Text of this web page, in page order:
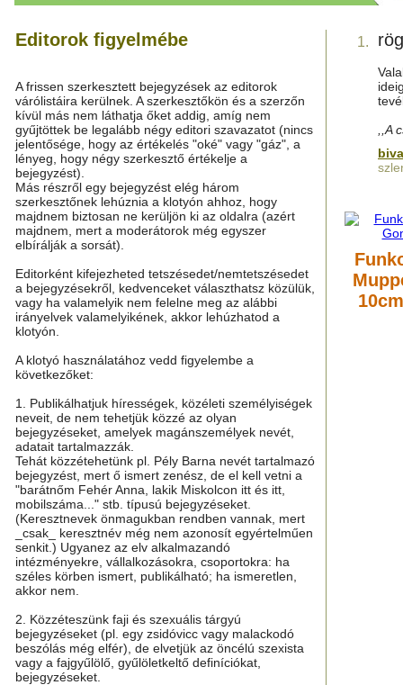
Editorok figyelmébe
A frissen szerkesztett bejegyzések az editorok
várólistáira kerülnek. A szerkesztőkön és a szerzőn
kívül más nem láthatja őket addig, amíg nem
gyűjtöttek be legalább négy editori szavazatot (nincs
jelentősége, hogy az értékelés "oké" vagy "gáz", a
lényeg, hogy négy szerkesztő értékelje a
bejegyzést).
Más részről egy bejegyzést elég három
szerkesztőnek lehúznia a klotyón ahhoz, hogy
majdnem biztosan ne kerüljön ki az oldalra (azért
majdnem, mert a moderátorok még egyszer
elbírálják a sorsát).
Editorként kifejezheted tetszésedet/nemtetszésedet
a bejegyzésekről, kedvenceket választhatsz közülük,
vagy ha valamelyik nem felelne meg az alábbi
irányelvek valamelyikének, akkor lehúzhatod a
klotyón.
A klotyó használatához vedd figyelembe a
következőket:
1. Publikálhatjuk hírességek, közéleti személyiségek
neveit, de nem tehetjük közzé az olyan
bejegyzéseket, amelyek magánszemélyek nevét,
adatait tartalmazzák.
Tehát közzétehetünk pl. Pély Barna nevét tartalmazó
bejegyzést, mert ő ismert zenész, de el kell vetni a
"barátnőm Fehér Anna, lakik Miskolcon itt és itt,
mobilszáma..." stb. típusú bejegyzéseket.
(Keresztnevek önmagukban rendben vannak, mert
_csak_ keresztnév még nem azonosít egyértelműen
senkit.) Ugyanez az elv alkalmazandó
intézményekre, vállalkozásokra, csoportokra: ha
széles körben ismert, publikálható; ha ismeretlen,
akkor nem.
2. Közzéteszünk faji és szexuális tárgyú
bejegyzéseket (pl. egy zsidóvicc vagy malackodó
beszólás még elfér), de elvetjük az öncélú szexista
vagy a fajgyűlölő, gyűlöletkeltő definíciókat,
bejegyzéseket.
1.
,,A